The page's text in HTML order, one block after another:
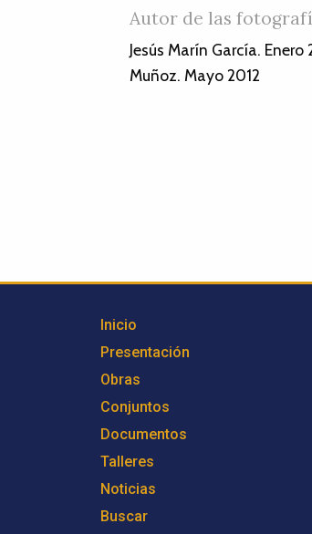
Autor de las
Jesús Marín García.
Muñoz. Mayo 2012
Inicio
Presentación
Obras
Conjuntos
Documentos
Talleres
Noticias
Buscar